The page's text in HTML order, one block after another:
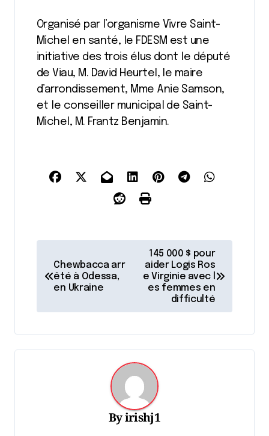
Organisé par l’organisme Vivre Saint-
Michel en santé, le FDESM est une
initiative des trois élus dont le député
de Viau, M. David Heurtel, le maire
d’arrondissement, Mme Anie Samson,
et le conseiller municipal de Saint-
Michel, M. Frantz Benjamin.
i
g
a
Chewbacca arr
êté à Odessa,
en Ukraine
145 000 $ pour
aider Logis Ros
e Virginie avec l
es femmes en
difficulté
Byirishj1